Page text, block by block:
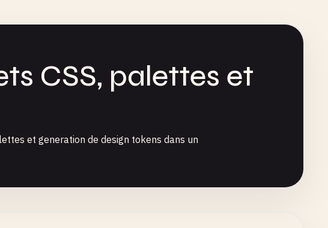
CSS, palettes et
et generation de design tokens dans un